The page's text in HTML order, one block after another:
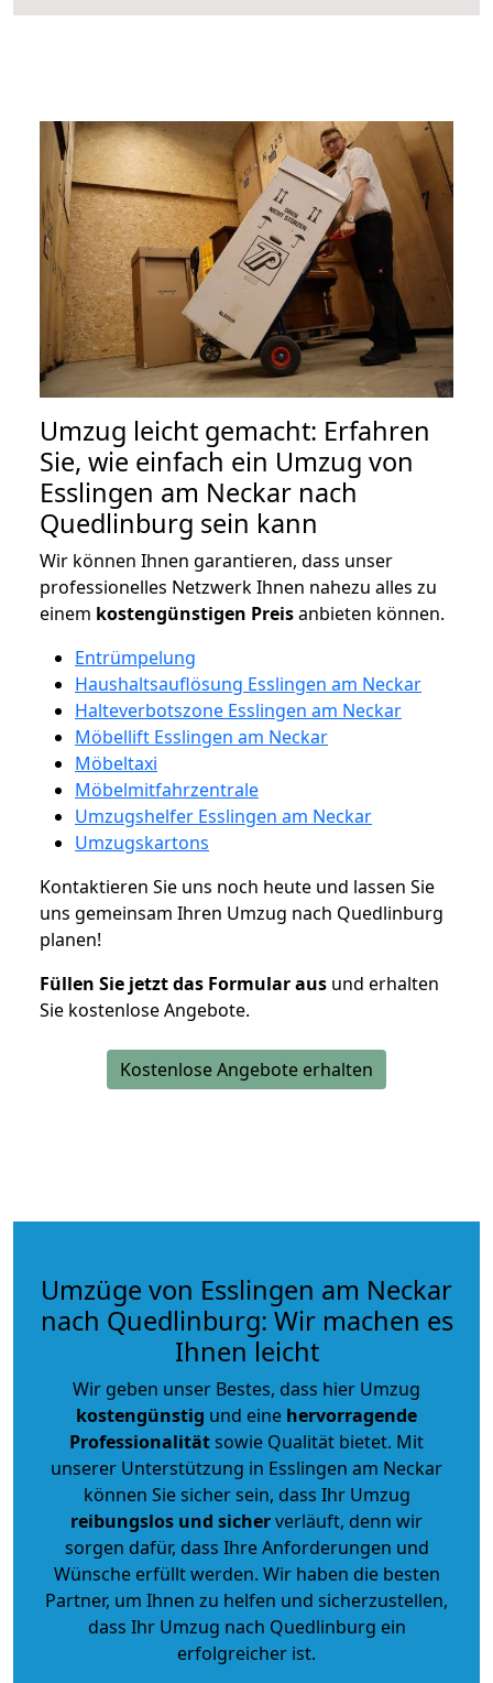
Umzug leicht gemacht: Erfahren
Sie, wie einfach ein Umzug von
Esslingen am Neckar nach
Quedlinburg sein kann
Wir können Ihnen garantieren, dass unser
professionelles Netzwerk Ihnen nahezu alles zu
einem kostengünstigen Preisanbieten können.
Entrümpelung
Haushaltsauflösung Esslingen am Neckar
Halteverbotszone Esslingen am Neckar
Möbellift Esslingen am Neckar
Möbeltaxi
Möbelmitfahrzentrale
Umzugshelfer Esslingen am Neckar
Umzugskartons
Kontaktieren Sie uns noch heute und lassen Sie
uns gemeinsam Ihren Umzug nach Quedlinburg
planen!
Füllen Sie jetzt das Formular aus und erhalten
Sie kostenlose Angebote.
Kostenlose Angebote erhalten
Umzüge von Esslingen am Neckar
nach Quedlinburg: Wir machen es
Ihnen leicht
Wir geben unser Bestes, dass hier Umzug
kostengünstig und eine hervorragende
Professionalitätsowie Qualität bietet. Mit
unserer Unterstützung in Esslingen am Neckar
können Sie sicher sein, dass Ihr Umzug
reibungslos und sicherverläuft, denn wir
sorgen dafür, dass Ihre Anforderungen und
Wünsche erfüllt werden. Wir haben die besten
Partner, um Ihnen zu helfen und sicherzustellen,
dass Ihr Umzug nach Quedlinburg ein
erfolgreicher ist.